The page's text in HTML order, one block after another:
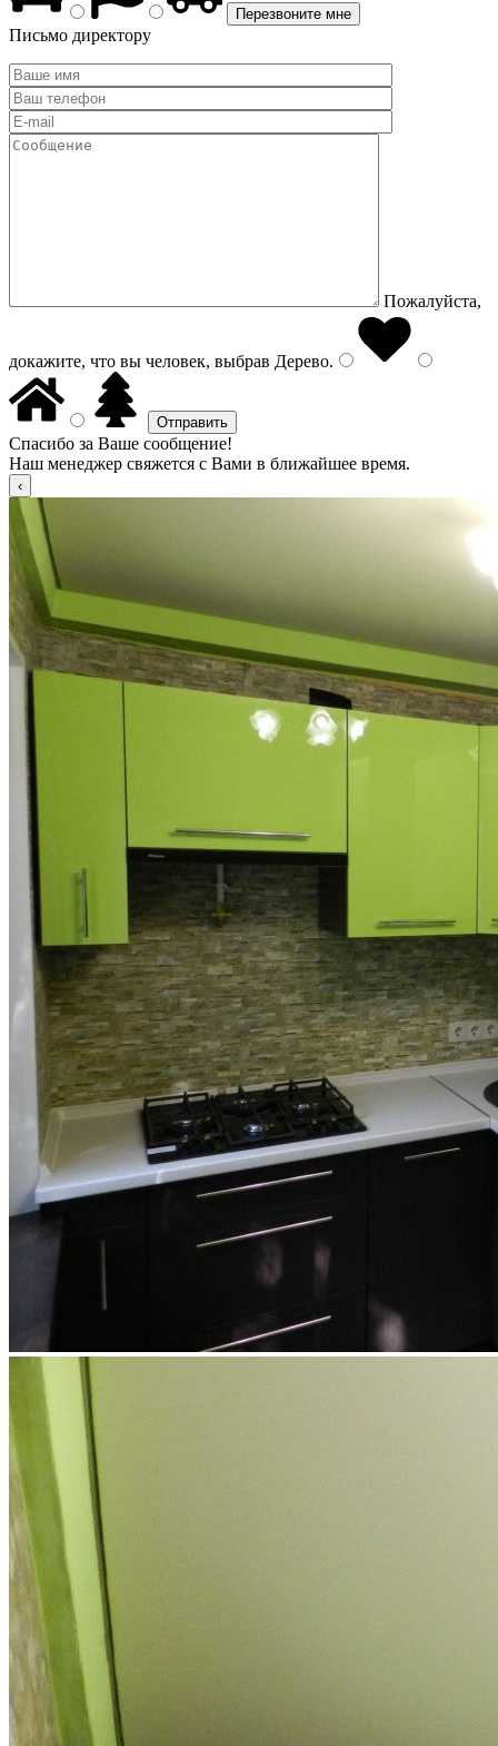
Письмо директору
Пожалуйста,
докажите, что вы человек, выбрав Дерево.
Спасибо за Ваше сообщение!
Наш менеджер свяжется с Вами в ближайшее время.